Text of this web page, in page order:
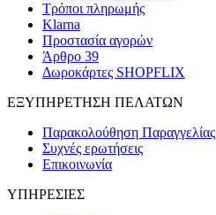
Τρόποι πληρωμής
Klarna
Προστασία αγορών
Άρθρο 39
Δωροκάρτες SHOPFLIX
ΕΞΥΠΗΡΕΤΗΣΗ ΠΕΛΑΤΩΝ
Παρακολούθηση Παραγγελίας
Συχνές ερωτήσεις
Επικοινωνία
ΥΠΗΡΕΣΙΕΣ